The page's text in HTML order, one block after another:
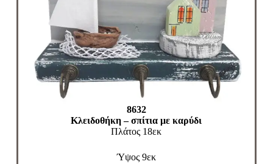
8632
Κλειδοθήκη – σπίτια με καρύδι
Πλάτος 18εκ
Ύψος 9εκ